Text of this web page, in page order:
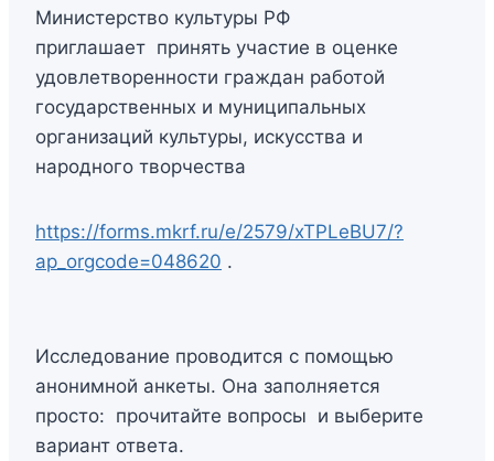
Министерство культуры РФ
приглашает принять участие в оценке
удовлетворенности граждан работой
государственных и муниципальных
организаций культуры, искусства и
народного творчества
https://forms.mkrf.ru/e/2579/xTPLeBU7/?
ap_orgcode=048620 .
Исследование проводится с помощью
анонимной анкеты. Она заполняется
просто: прочитайте вопросы и выберите
вариант ответа.